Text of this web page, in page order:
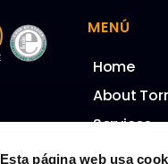
Esta página web usa
MENÚ
Home
About
Services
Our Team